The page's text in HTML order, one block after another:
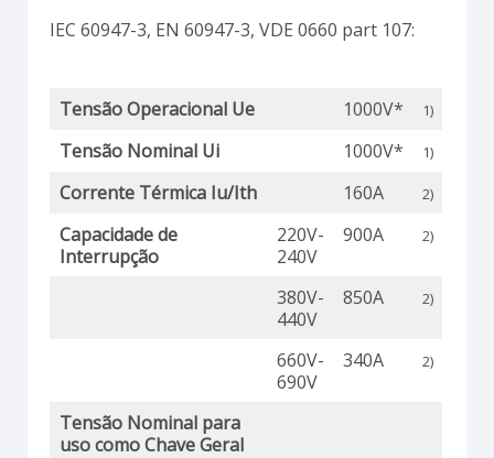
IEC 60947-3, EN 60947-3, VDE 0660 part 107:
Tensão Operacional Ue 1000V* 1)
Tensão Nominal Ui 1000V* 1)
Corrente Térmica Iu/Ith 160A 2)
Capacidade de
Interrupção
220V-
240V
900A 2)
380V-
440V
850A 2)
660V-
690V
340A 2)
Tensão Nominal para
uso como Chave Geral